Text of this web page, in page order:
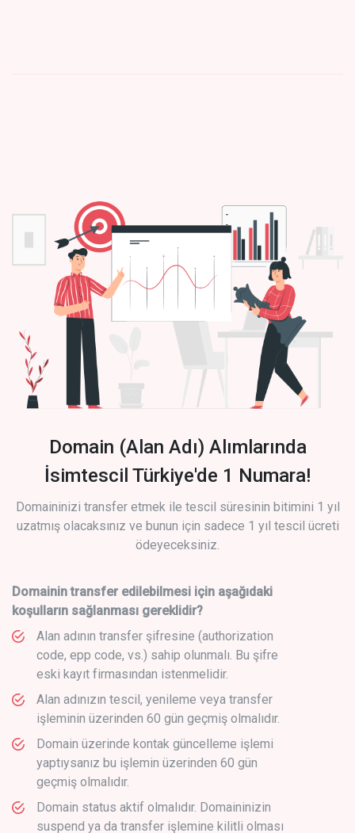
Domain (Alan Adı) Alımlarında
İsimtescil Türkiye'de 1 Numara!
Domaininizi transfer etmek ile tescil süresinin bitimini 1 yıl
uzatmış olacaksınız ve bunun için sadece 1 yıl tescil ücreti
ödeyeceksiniz.
Domainin transfer edilebilmesi için aşağıdaki
koşulların sağlanması gereklidir?
Alan adının transfer şifresine (authorization
code, epp code, vs.) sahip olunmalı. Bu şifre
eski kayıt firmasından istenmelidir.
Alan adınızın tescil, yenileme veya transfer
işleminin üzerinden 60 gün geçmiş olmalıdır.
Domain üzerinde kontak güncelleme işlemi
yaptıysanız bu işlemin üzerinden 60 gün
geçmiş olmalıdır.
Domain status aktif olmalıdır. Domaininizin
suspend ya da transfer işlemine kilitli olması